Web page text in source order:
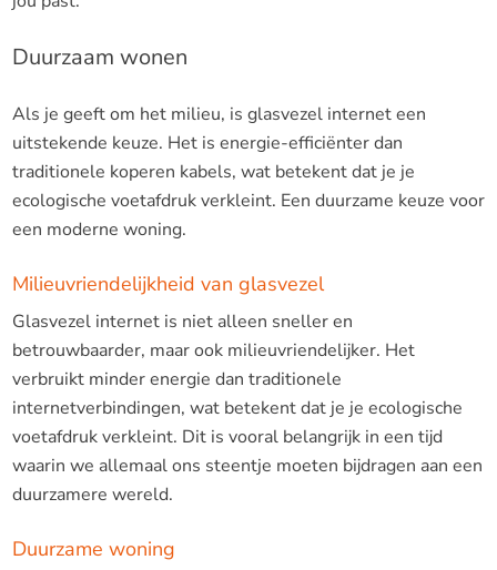
Duurzaam wonen
Als je geeft om het milieu, is glasvezel internet een
uitstekende keuze. Het is energie-efficiënter dan
traditionele koperen kabels, wat betekent dat je je
ecologische voetafdruk verkleint. Een duurzame keuze voor
een moderne woning.
Milieuvriendelijkheid van glasvezel
Glasvezel internet is niet alleen sneller en
betrouwbaarder, maar ook milieuvriendelijker. Het
verbruikt minder energie dan traditionele
internetverbindingen, wat betekent dat je je ecologische
voetafdruk verkleint. Dit is vooral belangrijk in een tijd
waarin we allemaal ons steentje moeten bijdragen aan een
duurzamere wereld.
Duurzame woning